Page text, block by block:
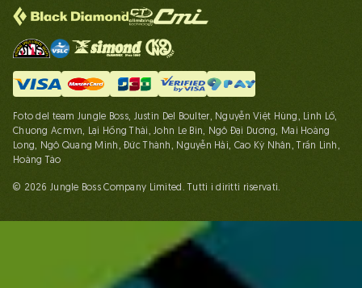
Foto del team Jungle Boss, Justin Del Boulter, Nguyễn Việt Hùng, Linh Lố,
Chuong Acmvn, Lại Hồng Thái, John Le Bin, Ngô Đại Dương, Mai Hoàng
Long, Ngô Quang Minh, Đức Thành, Nguyễn Hải, Cao Kỳ Nhân, Trần Linh,
Hoàng Táo
© 2026 Jungle Boss Company Limited. Tutti i diritti riservati.